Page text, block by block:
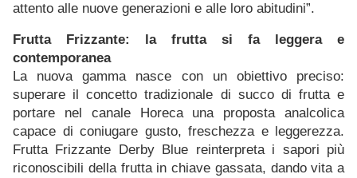
attento alle nuove generazioni e alle loro abitudini”.
Frutta Frizzante: la frutta si fa leggera e
contemporanea
La nuova gamma nasce con un obiettivo preciso:
superare il concetto tradizionale di succo di frutta e
portare nel canale Horeca una proposta analcolica
capace di coniugare gusto, freschezza e leggerezza.
Frutta Frizzante Derby Blue reinterpreta i sapori più
riconoscibili della frutta in chiave gassata, dando vita a